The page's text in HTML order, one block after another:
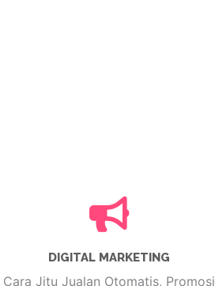
DIGITAL MARKETING
Cara Jitu Jualan Otomatis, Promosi